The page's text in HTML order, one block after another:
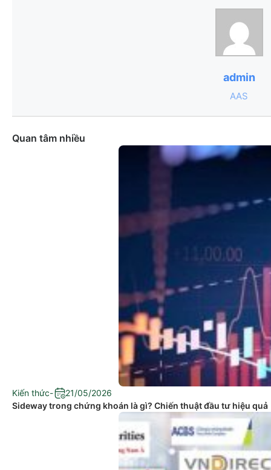
admin
AAS
Quan tâm nhiều
Kiến thức-
21/05/2026
Sideway trong chứng khoán là gì? Chiến thuật đầu tư hiệu quả